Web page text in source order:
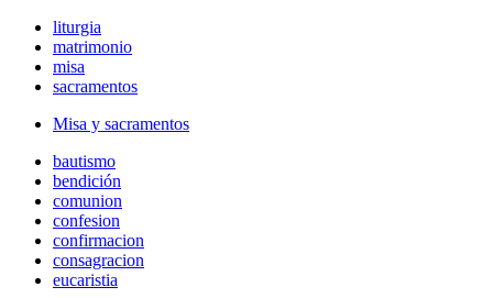
liturgia
matrimonio
misa
sacramentos
Misa y sacramentos
bautismo
bendición
comunion
confesion
confirmacion
consagracion
eucaristia